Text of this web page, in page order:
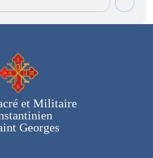
et Militaire
Georges